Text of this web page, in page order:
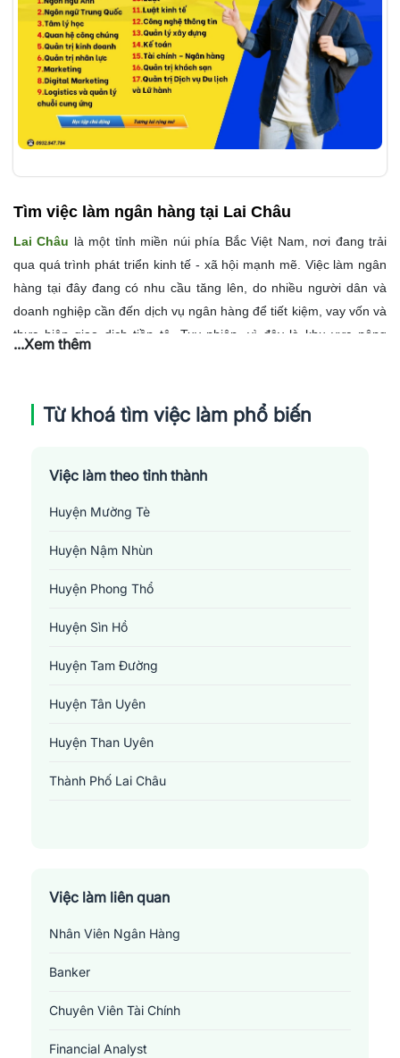
Tìm việc làm ngân hàng tại Lai Châu
Lai Châu là một tỉnh miền núi phía Bắc Việt Nam, nơi đang trải
qua quá trình phát triển kinh tế - xã hội mạnh mẽ. Việc làm ngân
hàng tại đây đang có nhu cầu tăng lên, do nhiều người dân và
doanh nghiệp cần đến dịch vụ ngân hàng để tiết kiệm, vay vốn và
thực hiện giao dịch tiền tệ. Tuy nhiên, vì đây là khu vực nông
thiếu hụt và hạ tầng ngân hàng vẫn còn hạn chế. Việc đẩy mạnh
đào tạo nguồn nhân lực và nâng cao chất lượng dịch vụ sẽ giúp
hàng tại Lai Châu
Financial Analyst
: Một Financial Analyst đóng vai trò quan
của họ. Họ phân tích các báo cáo tài chính, theo dõi các xu
sách và đưa ra các gợi ý về quản trị tài chính. Họ cũng thường
tham gia vào việc phân tích cơ hội đầu tư, rủi ro tài chính và đủ
...Xem thêm
Từ khoá tìm việc làm phổ biến
Việc làm theo tỉnh thành
Huyện Mường Tè
Huyện Nậm Nhùn
Huyện Phong Thổ
Huyện Sìn Hồ
Huyện Tam Đường
Huyện Tân Uyên
Huyện Than Uyên
Thành Phố Lai Châu
Việc làm liên quan
Nhân Viên Ngân Hàng
Banker
Chuyên Viên Tài Chính
Financial Analyst